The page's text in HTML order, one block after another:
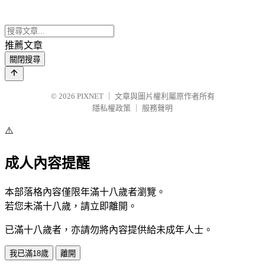
推薦文章
關閉搜尋
© 2026 PIXNET
文章與圖片權利屬原作者所有
隱私權政策
服務聲明
⚠️
成人內容提醒
本部落格內容僅限年滿十八歲者瀏覽。
若您未滿十八歲，請立即離開。
已滿十八歲者，亦請勿將內容提供給未成年人士。
我已滿18歲 離開